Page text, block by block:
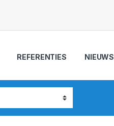
REFERENTIES NIEUWS